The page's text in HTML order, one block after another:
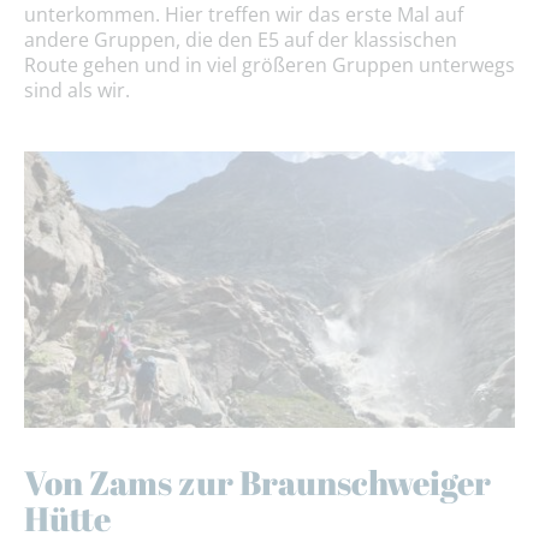
unterkommen. Hier treffen wir das erste Mal auf
andere Gruppen, die den E5 auf der klassischen
Route gehen und in viel größeren Gruppen unterwegs
sind als wir.
Von Zams zur Braunschweiger
Hütte